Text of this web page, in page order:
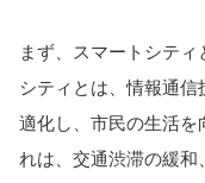
まず、スマートシテ
シティとは、情報通
適化し、市民の生活を
れは、交通渋滞の緩